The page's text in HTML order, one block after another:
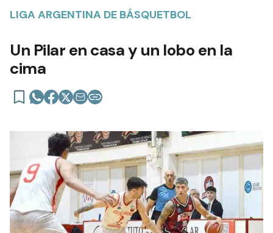
LIGA ARGENTINA DE BÁSQUETBOL
Un Pilar en casa y un lobo en la
cima